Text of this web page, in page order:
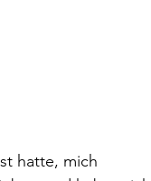
hatte, mich